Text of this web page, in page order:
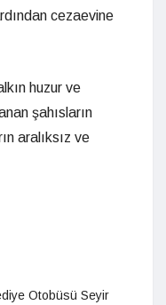
cezaevine
huzur ve
şahısların
aralıksız ve
Otobüsü Seyir